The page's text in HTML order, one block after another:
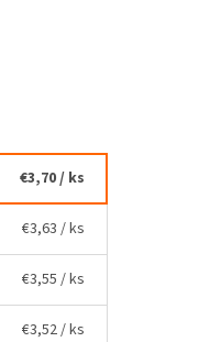
€3,70/ ks
€3,63 / ks
€3,55 / ks
€3,52/ ks